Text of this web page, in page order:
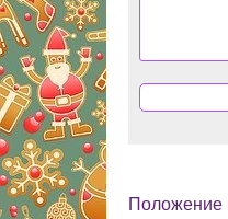
Положение